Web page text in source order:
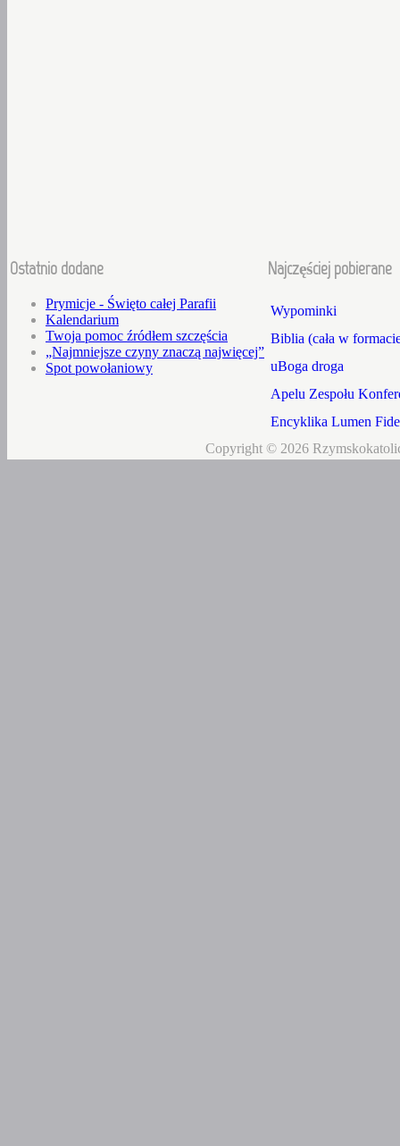
Ostatnio dodane
Prymicje - Święto całej Parafii
Kalendarium
Twoja pomoc źródłem szczęścia
„Najmniejsze czyny znaczą najwięcej”
Spot powołaniowy
Najczęściej pobierane
Wypominki
Biblia (cała w
uBoga droga
Apelu Zespołu
Encyklika Lumen
Copyright © 2026